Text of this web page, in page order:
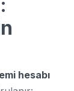
hesabı